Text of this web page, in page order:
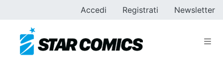
Accedi Registrati Newsletter